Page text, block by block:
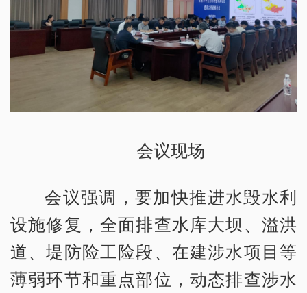
会议现场
会议强调，要加快推进水毁水利
设施修复，全面排查水库大坝、溢洪
道、堤防险工险段、在建涉水项目等
薄弱环节和重点部位，动态排查涉水